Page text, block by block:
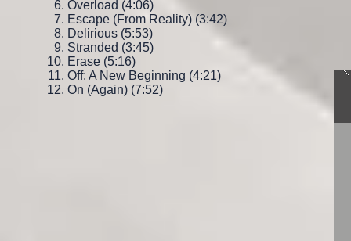
Overload (4:06)
Escape (From Reality) (3:42)
Delirious (5:53)
Stranded (3:45)
Erase (5:16)
Off: A New Beginning (4:21)
On (Again) (7:52)